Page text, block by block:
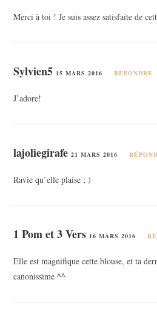
Merci à toi ! Je suis assez satisfaite de
Sylvien5 15 MARS 2016 RÉPONDRE
J’adore!
lajoliegirafe 21 MARS 2016
Ravie qu’elle plaise ; )
1 Pom et 3 Vers 16 MARS 2016
Elle est magnifique cette blouse, et ta
canonissime ^^